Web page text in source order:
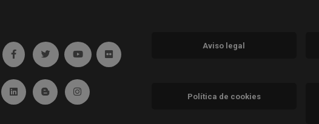
Ir a facebook (abre en ventana nueva)
Ir a twitter (abre en ventana nueva)
Ir a YouTube (abre en ventana nueva)
Ir a Flickr (abre en ventana nueva)
Ir a Linkedin (abre en ventana nueva)
Ir al Blog (abre en ventana nueva)
Ir a Instagram (abre en ventana nueva)
Aviso legal
Política de cookies